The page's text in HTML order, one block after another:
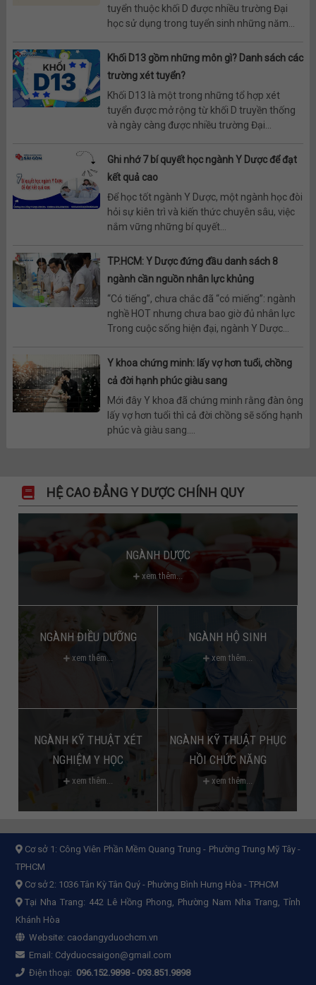
tuyển thuộc khối D được nhiều trường Đại
học sử dụng trong tuyển sinh những năm...
Khối D13 gồm những môn gì? Danh sách các
trường xét tuyển?
Khối D13 là một trong những tổ hợp xét
tuyển được mở rộng từ khối D truyền thống
và ngày càng được nhiều trường Đại...
Ghi nhớ 7 bí quyết học ngành Y Dược để đạt
kết quả cao
Để học tốt ngành Y Dược, một ngành học đòi
hỏi sự kiên trì và kiến thức chuyên sâu, việc
nắm vững những bí quyết...
TP.HCM: Y Dược đứng đầu danh sách 8
ngành cần nguồn nhân lực khủng
“Có tiếng”, chưa chắc đã “có miếng”: ngành
nghề HOT nhưng chưa bao giờ đủ nhân lực
Trong cuộc sống hiện đại, ngành Y Dược...
Y khoa chứng minh: lấy vợ hơn tuổi, chồng
cả đời hạnh phúc giàu sang
Mới đây Y khoa đã chứng minh rằng đàn ông
lấy vợ hơn tuổi thì cả đời chồng sẽ sống hạnh
phúc và giàu sang....
HỆ CAO ĐẲNG Y DƯỢC CHÍNH QUY
NGÀNH DƯỢC
xem thêm...
NGÀNH ĐIỀU DƯỠNG
xem thêm...
NGÀNH HỘ SINH
xem thêm...
NGÀNH KỸ THUẬT XÉT
NGHIỆM Y HỌC
xem thêm...
NGÀNH KỸ THUẬT PHỤC
HỒI CHỨC NĂNG
xem thêm...
Cơ sở 1: Công Viên Phần Mềm Quang Trung - Phường Trung Mỹ Tây -
TPHCM
Cơ sở 2: 1036 Tân Kỳ Tân Quý - Phường Bình Hưng Hòa - TPHCM
Tại Nha Trang: 442 Lê Hồng Phong, Phường Nam Nha Trang, Tỉnh
Khánh Hòa
Website: caodangyduochcm.vn
Email: Cdyduocsaigon@gmail.com
Điện thoại: 096.152.9898- 093.851.9898